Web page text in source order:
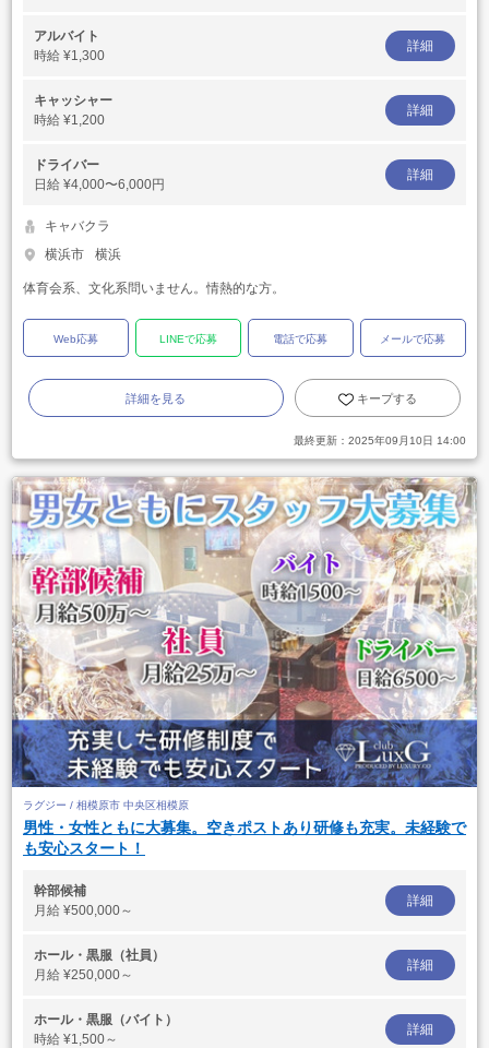
アルバイト
時給 ¥1,300
詳細
キャッシャー
時給 ¥1,200
詳細
ドライバー
日給 ¥4,000〜6,000円
詳細
キャバクラ
横浜市
横浜
体育会系、文化系問いません。情熱的な方。
Web応募 LINEで応募 電話で応募 メールで応募
詳細を見る キープする
最終更新： 2025年09月10日 14:00
ラグジー / 相模原市 中央区相模原
男性・女性ともに大募集。空きポストあり研修も充実。未経験で
も安心スタート！
幹部候補
月給 ¥500,000～
詳細
ホール・黒服（社員）
月給 ¥250,000～
詳細
ホール・黒服（バイト）
時給 ¥1,500～
詳細